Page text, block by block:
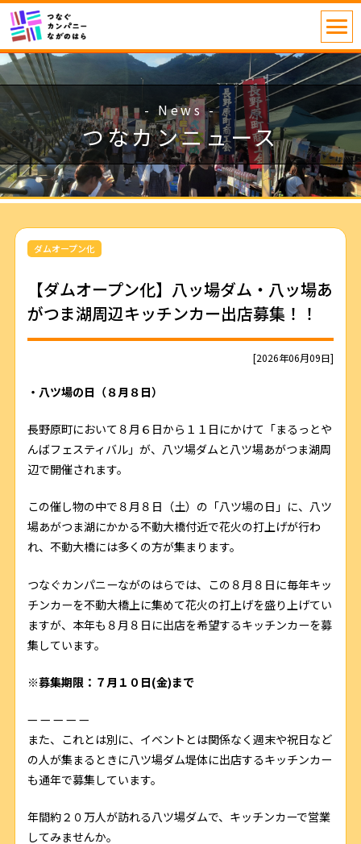
- News -
つなカンニュース
ダムオープン化
【ダムオープン化】八ッ場ダム・八ッ場あ
がつま湖周辺キッチンカー出店募集！！
[2026年06月09日]
・八ツ場の日（８月８日）
長野原町において８月６日から１１日にかけて「まるっとや
んばフェスティバル」が、八ツ場ダムと八ツ場あがつま湖周
辺で開催されます。
この催し物の中で８月８日（土）の「八ツ場の日」に、八ツ
場あがつま湖にかかる不動大橋付近で花火の打上げが行わ
れ、不動大橋には多くの方が集まります。
つなぐカンパニーながのはらでは、この８月８日に毎年キッ
チンカーを不動大橋上に集めて花火の打上げを盛り上げてい
ますが、本年も８月８日に出店を希望するキッチンカーを募
集しています。
※募集期限：７月１０日(金)まで
— — — — —
また、これとは別に、イベントとは関係なく週末や祝日など
の人が集まるときに八ツ場ダム堤体に出店するキッチンカー
も通年で募集しています。
年間約２０万人が訪れる八ツ場ダムで、キッチンカーで営業
してみませんか。